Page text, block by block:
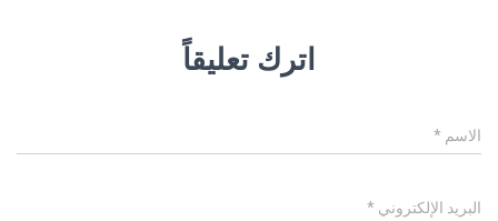
اترك تعليقاً
الاسم *
البريد الإلكتروني *